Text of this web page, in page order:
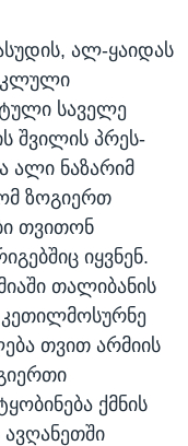
ალ-ყაიდას
საველე
შვილის პრეს-
ალი ნაზარიმ
ზოგიერთ
თვითონ
იყვნენ.
თალიბანის
თვით არმიის
ქმნის